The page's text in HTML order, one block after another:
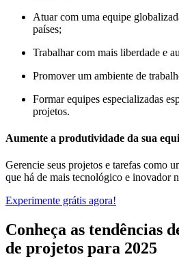
Atuar com uma equipe
países;
Trabalhar com mais liberdade e
Promover um ambiente de
Formar equipes especializadas
projetos.
Aumente a produtividade da sua
Gerencie seus projetos e tarefas como
que há de mais tecnológico e inovador
Experimente grátis agora!
Conheça as tendências
de projetos para 2025